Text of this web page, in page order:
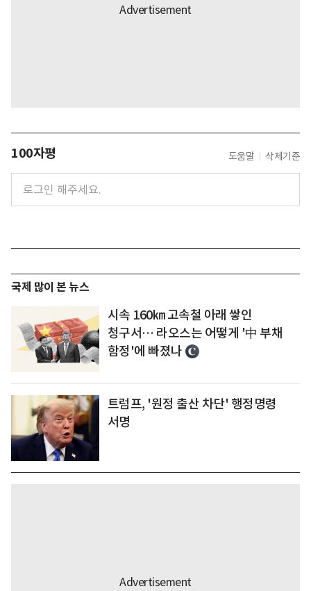
100자평 도움말 삭제기준
국제 많이 본 뉴스
시속 160㎞ 고속철 아래 쌓인
청구서… 라오스는 어떻게 '中 부채
함정'에 빠졌나
트럼프, '원정 출산 차단' 행정명령
서명